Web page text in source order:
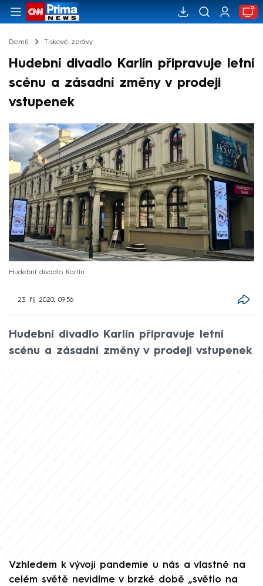
Domů Tiskové zprávy
Hudební divadlo Karlín připravuje letní
scénu a zásadní změny v prodeji
vstupenek
Hudební divadlo Karlín
23. říj 2020, 09:56
Hudební divadlo Karlín připravuje letní
scénu a zásadní změny v prodeji vstupenek
Vzhledem k vývoji pandemie u nás a vlastně na
celém světě nevidíme v brzké době „světlo na